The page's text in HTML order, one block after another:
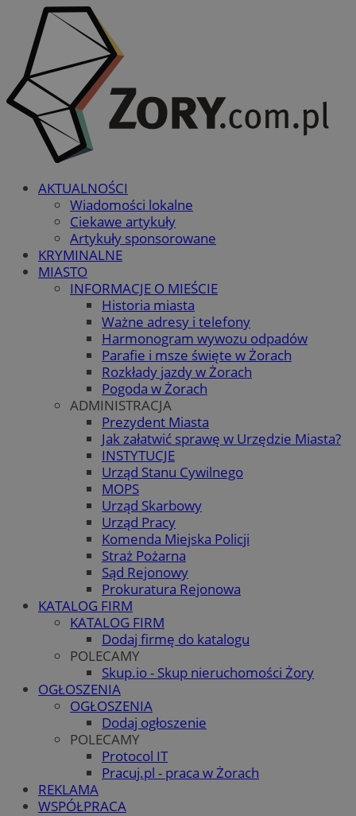
AKTUALNOŚCI
Wiadomości lokalne
Ciekawe artykuły
Artykuły sponsorowane
KRYMINALNE
MIASTO
INFORMACJE O MIEŚCIE
Historia miasta
Ważne adresy i telefony
Harmonogram wywozu odpadów
Parafie i msze święte w Żorach
Rozkłady jazdy w Żorach
Pogoda w Żorach
ADMINISTRACJA
Prezydent Miasta
Jak załatwić sprawę w Urzędzie Miasta?
INSTYTUCJE
Urząd Stanu Cywilnego
MOPS
Urząd Skarbowy
Urząd Pracy
Komenda Miejska Policji
Straż Pożarna
Sąd Rejonowy
Prokuratura Rejonowa
KATALOG FIRM
KATALOG FIRM
Dodaj firmę do katalogu
POLECAMY
Skup.io - Skup nieruchomości Żory
OGŁOSZENIA
OGŁOSZENIA
Dodaj ogłoszenie
POLECAMY
Protocol IT
Pracuj.pl - praca w Żorach
REKLAMA
WSPÓŁPRACA